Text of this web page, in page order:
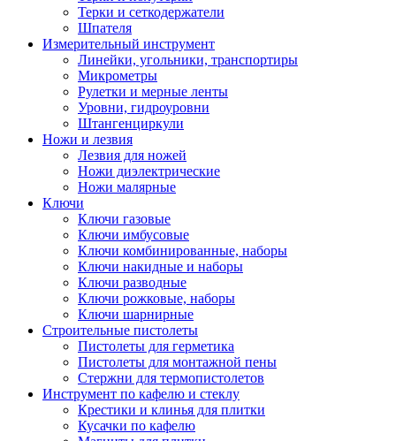
Терки и сеткодержатели
Шпателя
Измерительный инструмент
Линейки, угольники, транспортиры
Микрометры
Рулетки и мерные ленты
Уровни, гидроуровни
Штангенциркули
Ножи и лезвия
Лезвия для ножей
Ножи диэлектрические
Ножи малярные
Ключи
Ключи газовые
Ключи имбусовые
Ключи комбинированные, наборы
Ключи накидные и наборы
Ключи разводные
Ключи рожковые, наборы
Ключи шарнирные
Строительные пистолеты
Пистолеты для герметика
Пистолеты для монтажной пены
Стержни для термопистолетов
Инструмент по кафелю и стеклу
Крестики и клинья для плитки
Кусачки по кафелю